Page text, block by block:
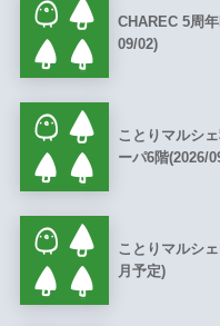
CHAREC 5周
09/02)
ことりマルシ
ーパ6階(2026/
ことりマルシ
月予定)